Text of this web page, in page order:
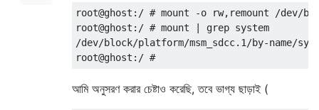
root@ghost:/ # mount -o rw,remount /dev/
root@ghost:/ #
/dev/block/platform/msm_sdcc.1/by-name/
আমি অনুসরণ করার চেষ্টাও করেছি, তবে ভাগ্য ছাড়াই (